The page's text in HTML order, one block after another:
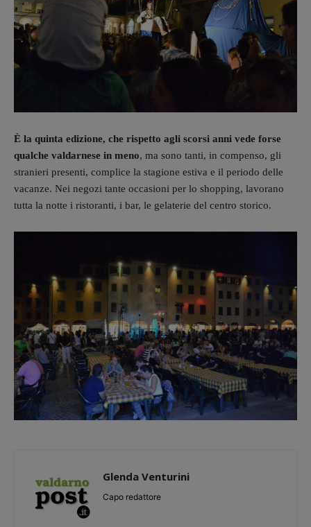
È la quinta edizione, che rispetto agli scorsi anni vede forse
qualche valdarnese in meno, ma sono tanti, in compenso, gli
stranieri presenti, complice la stagione estiva e il periodo delle
vacanze. Nei negozi tante occasioni per lo shopping, lavorano
tutta la notte i ristoranti, i bar, le gelaterie del centro storico.
Glenda Venturini
Capo redattore